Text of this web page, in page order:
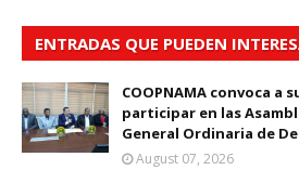
ENTRADAS QUE PUEDEN
COOPNAMA convoca a
participar en las
General Ordinaria de
August 07, 2026